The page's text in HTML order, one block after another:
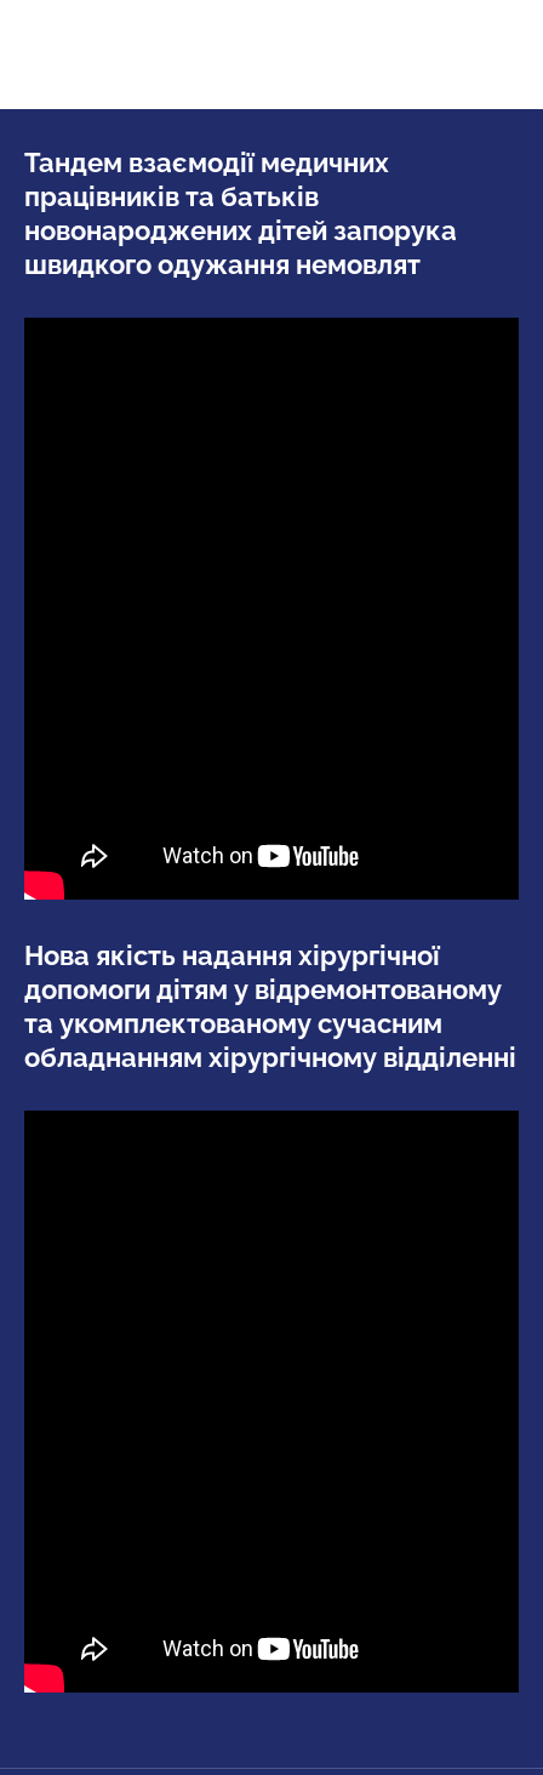
Тандем взаємодії медичних
працівників та батьків
новонароджених дітей запорука
швидкого одужання немовлят
Нова якість надання хірургічної
допомоги дітям у відремонтованому
та укомплектованому сучасним
обладнанням хірургічному відділенні